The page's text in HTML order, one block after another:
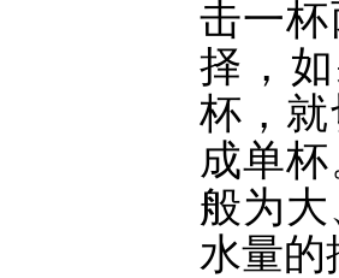
击一
择，
杯，
成单
般为
水量的